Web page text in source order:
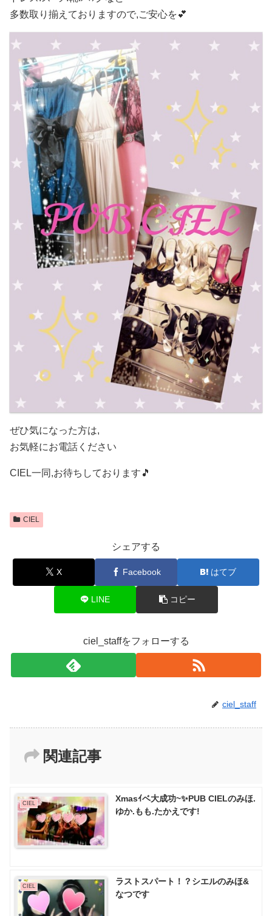
多数取り揃えておりますので,ご安心を💕
ぜひ気になった方は,
お気軽にお電話ください
CIEL一同,お待ちしております🎵
CIEL
シェアする
X Facebook はてブ
LINE コピー
ciel_staffをフォローする
ciel_staff
関連記事
CIEL
Xmasｲベ大成功~✨PUB CIELのみほ.
ゆか.もも.たかえです!
CIEL
ラストスパート！？シエルのみほ&
なつです